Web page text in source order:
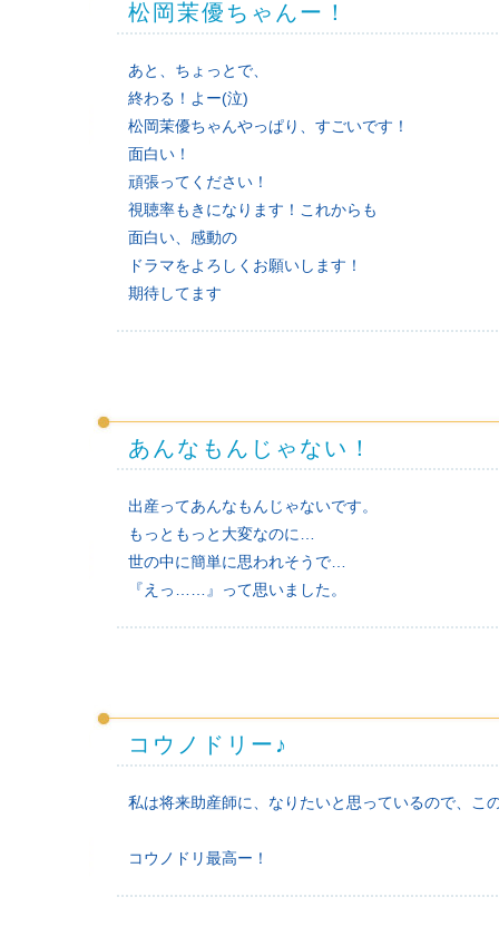
松岡茉優ちゃんー！
あと、ちょっとで、
終わる！よー(泣)
松岡茉優ちゃんやっぱり、すごいです！
面白い！
頑張ってください！
視聴率もきになります！これからも
面白い、感動の
ドラマをよろしくお願いします！
期待してます
あんなもんじゃない！
出産ってあんなもんじゃないです。
もっともっと大変なのに…
世の中に簡単に思われそうで…
『えっ……』って思いました。
コウノドリー♪
私は将来助産師に、なりたいと思っているので、こ
コウノドリ最高ー！